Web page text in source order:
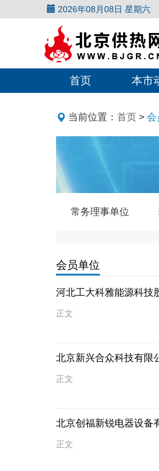
2026年08月08日 星期六
首页 本市
当前位置： 首页 > 会
常务理事单位
会员单位
河北工大科雅能源科技
正文
北京新兴合众科技有限
正文
北京创福新锐电器设备
正文